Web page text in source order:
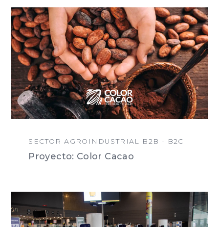
SECTOR AGROINDUSTRIAL B2B - B2C
Proyecto: Color Cacao